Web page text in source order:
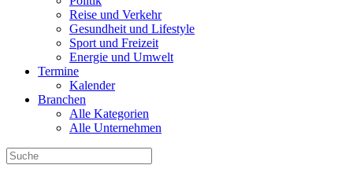
Reise und Verkehr
Gesundheit und Lifestyle
Sport und Freizeit
Energie und Umwelt
Termine
Kalender
Branchen
Alle Kategorien
Alle Unternehmen